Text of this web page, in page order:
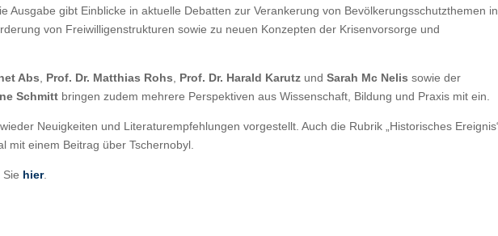
Ausgabe gibt Einblicke in aktuelle Debatten zur Verankerung von Bevölkerungsschutzthemen in
von Freiwilligenstrukturen sowie zu neuen Konzepten der Krisenvorsorge und
Abs Prof. Dr. Matthias Rohs Prof. Dr. Harald Karutz undSarah Mc Nelis sowie der
Schmitt bringen zudem mehrere Perspektiven aus Wissenschaft, Bildung und Praxis mit ein.
Neuigkeiten und Literaturempfehlungen vorgestellt. Auch die Rubrik „Historisches
mit einem Beitrag über Tschernobyl.
hier.